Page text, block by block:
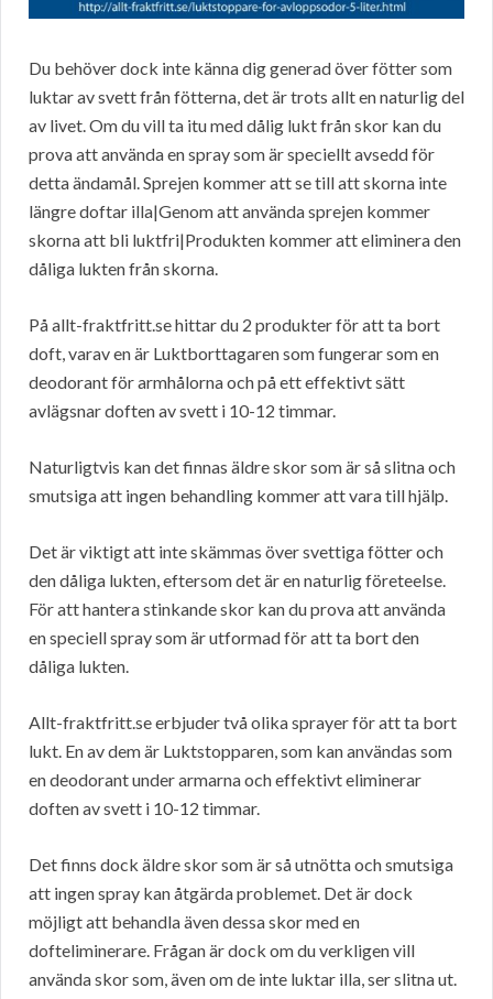
Du behöver dock inte känna dig generad över fötter som
luktar av svett från fötterna, det är trots allt en naturlig del
av livet. Om du vill ta itu med dålig lukt från skor kan du
prova att använda en spray som är speciellt avsedd för
detta ändamål. Sprejen kommer att se till att skorna inte
längre doftar illa|Genom att använda sprejen kommer
skorna att bli luktfri|Produkten kommer att eliminera den
dåliga lukten från skorna.
På allt-fraktfritt.se hittar du 2 produkter för att ta bort
doft, varav en är Luktborttagaren som fungerar som en
deodorant för armhålorna och på ett effektivt sätt
avlägsnar doften av svett i 10-12 timmar.
Naturligtvis kan det finnas äldre skor som är så slitna och
smutsiga att ingen behandling kommer att vara till hjälp.
Det är viktigt att inte skämmas över svettiga fötter och
den dåliga lukten, eftersom det är en naturlig företeelse.
För att hantera stinkande skor kan du prova att använda
en speciell spray som är utformad för att ta bort den
dåliga lukten.
Allt-fraktfritt.se erbjuder två olika sprayer för att ta bort
lukt. En av dem är Luktstopparen, som kan användas som
en deodorant under armarna och effektivt eliminerar
doften av svett i 10-12 timmar.
Det finns dock äldre skor som är så utnötta och smutsiga
att ingen spray kan åtgärda problemet. Det är dock
möjligt att behandla även dessa skor med en
dofteliminerare. Frågan är dock om du verkligen vill
använda skor som, även om de inte luktar illa, ser slitna ut.